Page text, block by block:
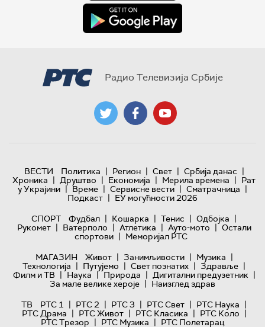
Радио Телевизија Србије
ВЕСТИ Политика | Регион | Свет | Србија данас |
Хроника | Друштво | Економија | Мерила времена | Рат
у Украјини | Време | Сервисне вести | Сматрачница |
Подкаст | ЕУ могућности 2026
СПОРТ
Фудбал | Кошарка | Тенис | Одбојка |
Рукомет | Ватерполо | Атлетика | Ауто-мото | Остали
спортови | Меморијал РТС
МАГАЗИН
Живот | Занимљивости | Музика |
Технологијa | Путујемо | Свет познатих | Здравље |
Филм и ТВ | Наука | Природа | Дигитални предузетник |
За мале велике хероје | Наизглед здрав
ТВ
РТС 1 | РТС 2 | РТС 3 | РТС Свет | РТС Наука |
РТС Драма | РТС Живот | РТС Класика | РТС Коло |
РТС Трезор | РТС Музика | РТС Полетарац